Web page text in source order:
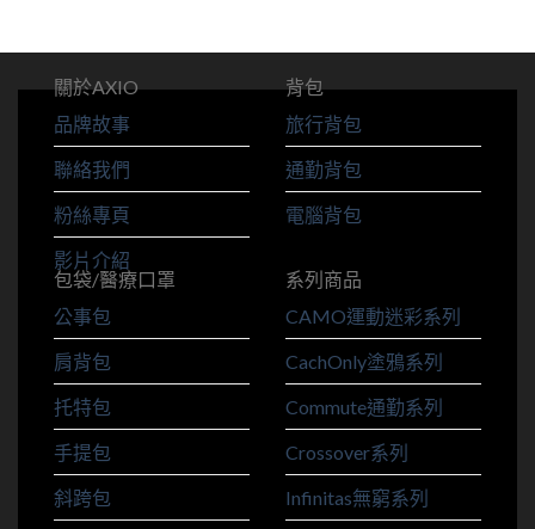
關於AXIO
品牌故事
聯絡我們
粉絲專頁
影片介紹
背包
旅行背包
通勤背包
電腦背包
包袋/醫療口罩
公事包
肩背包
托特包
手提包
斜跨包
系列商品
CAMO運動迷彩系列
CachOnly塗鴉系列
Commute通勤系列
Crossover系列
Infinitas無窮系列